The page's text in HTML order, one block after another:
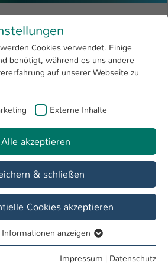
4
Open submenu
Machining &
Angebote Ausstattung
und Messdatenanalyse
im Lehrgebiet Werkstoffkunde
Versuche zur Ermittlung
Werkstoffkennwerte, die
zerstörungsfreier Prüfverfahren
Cookies verwendet. Einige
benötigt, während es uns andere
auf unserer Webseite zu
Externe Inhalte
Alle akzeptieren
& schließen
Cookies akzeptieren
für grundlegende Funktionen
anzeigen
Impressum | Datenschutz